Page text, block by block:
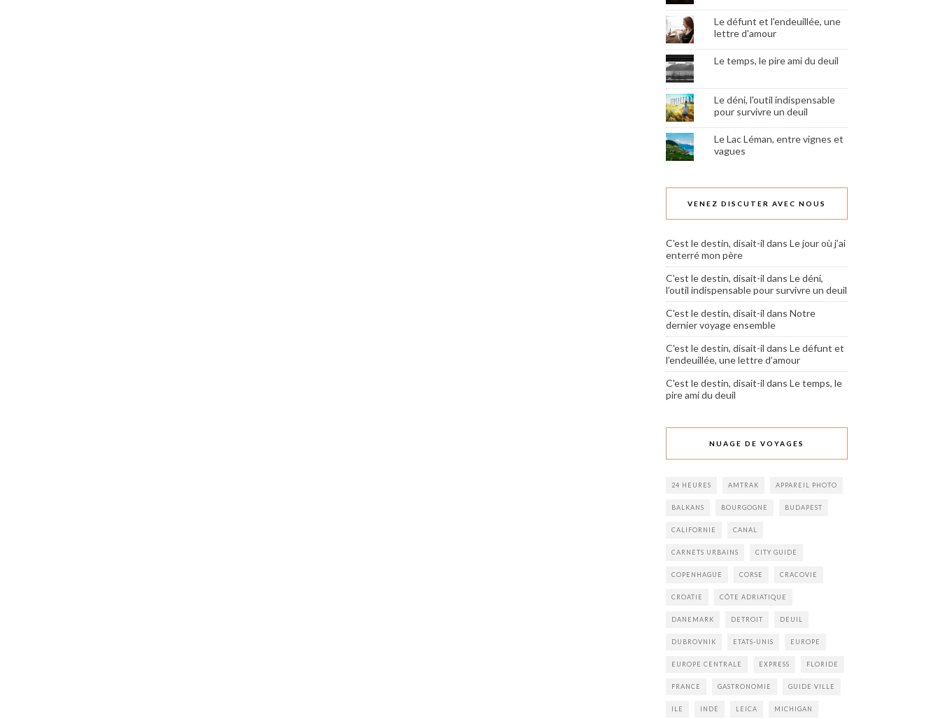
Le défunt et l'endeuillée, une
lettre d'amour
Le temps, le pire ami du deuil
Le déni, l'outil indispensable
pour survivre un deuil
Le Lac Léman, entre vignes et
vagues
VENEZ DISCUTER AVEC NOUS
C'est le destin, disait-il dans Le jour où j’ai
enterré mon père
C'est le destin, disait-il dans Le déni,
l’outil indispensable pour survivre un deuil
C'est le destin, disait-il dans Notre
dernier voyage ensemble
C'est le destin, disait-il dans Le défunt et
l’endeuillée, une lettre d’amour
C'est le destin, disait-il dans Le temps, le
pire ami du deuil
NUAGE DE VOYAGES
24 HEURES AMTRAK APPAREIL PHOTO
BALKANS BOURGOGNE BUDAPEST
CALIFORNIE CANAL
CARNETS URBAINS CITY GUIDE
COPENHAGUE CORSE CRACOVIE
CROATIE CÔTE ADRIATIQUE
DANEMARK DETROIT DEUIL
DUBROVNIK ETATS-UNIS EUROPE
EUROPE CENTRALE EXPRESS FLORIDE
FRANCE GASTRONOMIE GUIDE VILLE
ILE INDE LEICA MICHIGAN